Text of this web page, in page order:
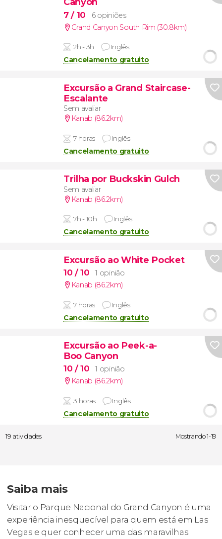
7/ 10
6 opiniões
Grand Canyon South Rim (30.8km)
2h - 3h Inglês
Cancelamento gratuito
Excursão a Grand Staircase-
Escalante
Sem avaliar
Kanab (86.2km)
7 horas Inglês
Cancelamento gratuito
Trilha por Buckskin Gulch
Sem avaliar
Kanab (86.2km)
7h - 10h Inglês
Cancelamento gratuito
Excursão ao White Pocket
10 / 10
1 opinião
Kanab (86.2km)
7 horas Inglês
Cancelamento gratuito
Excursão ao Peek-a-
Boo Canyon
10 / 10
1 opinião
Kanab (86.2km)
3 horas Inglês
Cancelamento gratuito
19 atividades Mostrando 1-19
Saiba mais
Visitar o Parque Nacional do Grand Canyon é uma
experiência inesquecível para quem está em Las
Vegas e quer conhecer uma das maravilhas